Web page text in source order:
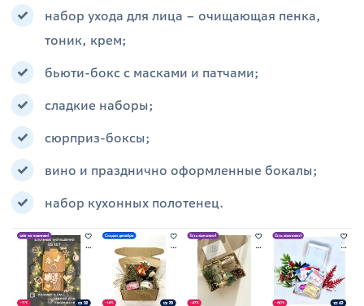
набор ухода для лица – очищающая пенка,
тоник, крем;
бьюти-бокс с масками и патчами;
сладкие наборы;
сюрприз-боксы;
вино и празднично оформленные бокалы;
набор кухонных полотенец.